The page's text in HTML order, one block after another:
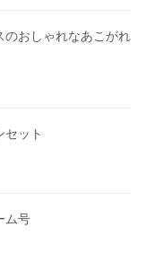
おしゃれなあこがれ
ット
ム号